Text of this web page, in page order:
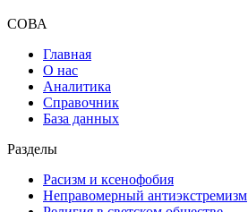
СОВА
Главная
О нас
Аналитика
Справочник
База данных
Разделы
Расизм и ксенофобия
Неправомерный антиэкстремизм